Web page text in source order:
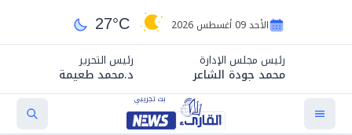
الأحد 09 أغسطس 2026 27°C
رئيس مجلس الإدارة
محمد جودة الشاعر
رئيس التحرير
د.محمد طعيمة